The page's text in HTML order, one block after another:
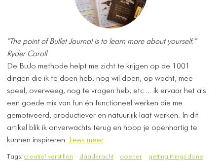
"The point of Bullet Journal is to learn more about yourself."
Ryder Caroll
De BuJo methode helpt me zicht te krijgen op de 1001
dingen die ik te doen heb, nog wil doen, op wacht, mee
speel, overweeg, nog te vragen heb, etc ... ik ervaar het als
een goede mix van fun én functioneel werken die me
gemotiveerd, productiever en natuurlijk laat werken. In dit
artikel blik ik onverwachts terug en hoop je openhartig te
kunnen inspireren. Lees meer
Tags: creatief verstillen daadkracht doener
getting things done